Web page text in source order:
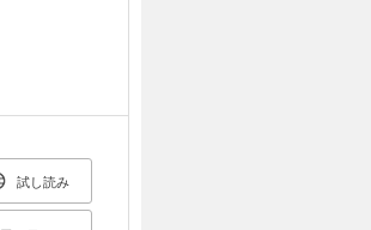
試し読み